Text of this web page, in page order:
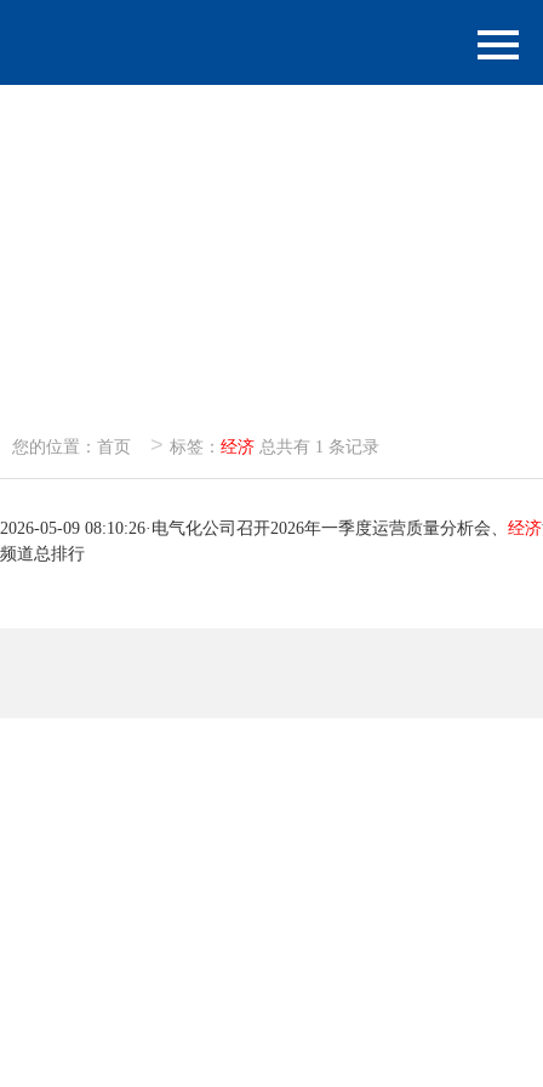
您的位置： 首页 > 标签： 经济 总共有 1 条记录
2026-05-09 08:10:26· 电气化公司召开2026年一季度运营质量分析会、 经济
频道总排行